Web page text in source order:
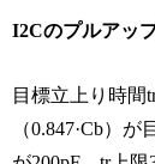
I2Cのプルアッ
目標立上り時間
（0.847·Cb）